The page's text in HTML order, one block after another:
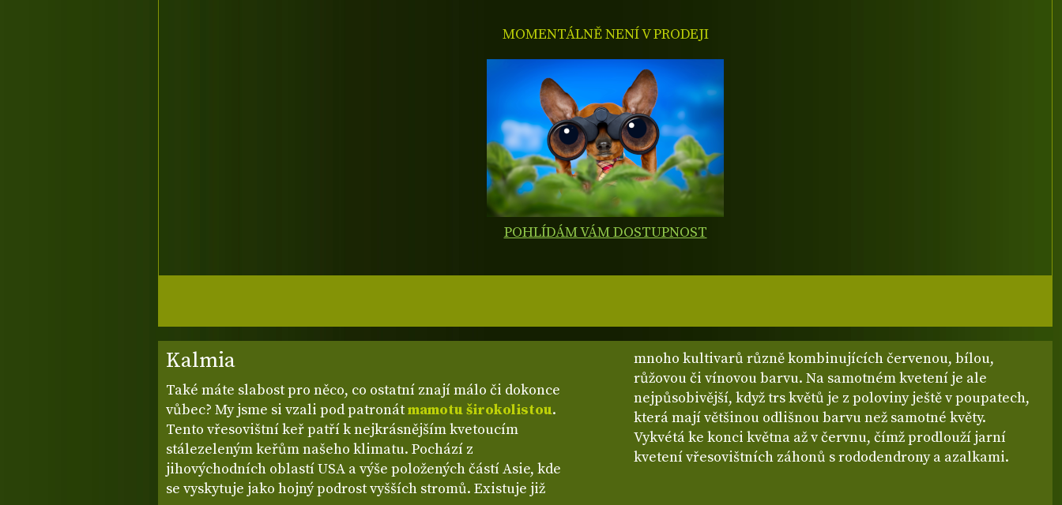
Kalmia
Také máte slabost pro něco, co ostatní znají málo či dokonce
vůbec? My jsme si vzali pod patronátmamotu širokolistou.
Tento vřesovištní keř patří k nejkrásnějším kvetoucím
stálezeleným keřům našeho klimatu. Pochází z
jihovýchodních oblastí USA a výše položených částí Asie, kde
se vyskytuje jako hojný podrost vyšších stromů. Existuje již
mnoho kultivarů různě kombinujících červenou, bílou,
růžovou či vínovou barvu. Na samotném kvetení je ale
nejpůsobivější, když trs květů je z poloviny ještě v poupatech,
která mají většinou odlišnou barvu než samotné květy.
Vykvétá ke konci května až v červnu, čímž prodlouží jarní
kvetení vřesovištních záhonů s rododendrony a azalkami.
MOMENTÁLNĚ NENÍ V PRODEJI
POHLÍDÁM VÁM DOSTUPNOST